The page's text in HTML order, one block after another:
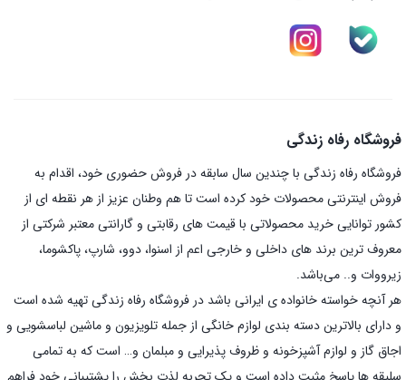
فروشگاه رفاه زندگی
فروشگاه رفاه زندگی با چندین سال سابقه در فروش حضوری خود، اقدام به
فروش اینترنتی محصولات خود کرده است تا هم وطنان عزیز از هر نقطه ای از
کشور توانایی خرید محصولاتی با قیمت های رقابتی و گارانتی معتبر شرکتی از
معروف ترین برند های داخلی و خارجی اعم از اسنوا، دوو، شارپ، پاکشوما،
زیرووات و.. می‌باشد.
هر آنچه خواسته خانواده ی ایرانی باشد در فروشگاه رفاه زندگی تهیه شده است
و دارای بالاترین دسته بندی لوازم خانگی از جمله تلویزیون و ماشین لباسشویی و
اجاق گاز و لوازم آشپزخونه و ظروف پذیرایی و مبلمان و… است که به تمامی